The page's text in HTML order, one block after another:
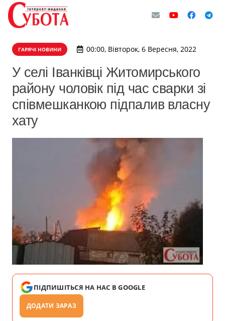
ГАРЯЧІ НОВИНИ 00:00, Вівторок, 6 Вересня, 2022
У селі Іванківці Житомирського
району чоловік під час сварки зі
співмешканкою підпалив власну
хату
ПІДПИШІТЬСЯ НА НАС В GOOGLE
ДОДАТИ ЗАРАЗ